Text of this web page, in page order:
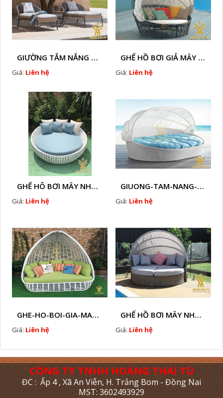
GIƯỜNG TẮM NẮNG GIẢ MÂY HTT - B78
Giá: Liên hệ
GHẾ HỒ BƠI GIẢ MÂY HTT - B36
Giá: Liên hệ
GHẾ HÔ BƠI MÂY NHỰA HTT - B33
Giá: Liên hệ
GIUONG-TAM-NANG-GIA-MAY-HTT - B77
Giá: Liên hệ
GHE-HO-BOI-GIA-MAY-HTT - B76
Giá: Liên hệ
GHẾ HỒ BƠI MÂY NHỰA HTT - B38
Giá: Liên hệ
CÔNG TY TNHH HOÀNG THÁI TÚ
ĐC : Ấp 4 , Xã An Viễn, H. Trảng Bom - Đồng Nai
MST: 3602493929